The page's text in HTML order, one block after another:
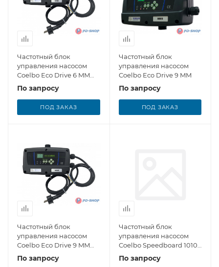
Частотный блок
управления насосом
Coelbo Eco Drive 6 MM
Cab
По запросу
ПОД ЗАКАЗ
Частотный блок
управления насосом
Coelbo Eco Drive 9 MM
По запросу
ПОД ЗАКАЗ
Частотный блок
управления насосом
Coelbo Eco Drive 9 MM
Cab
По запросу
Частотный блок
управления насосом
Coelbo Speedboard 1010
MT
По запросу